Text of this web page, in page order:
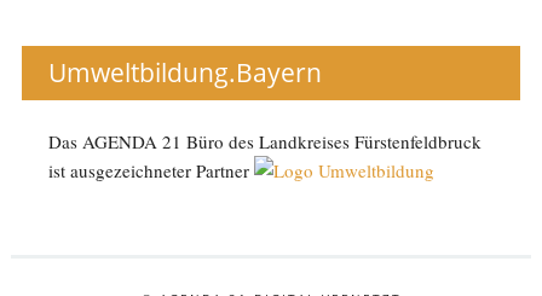
Umweltbildung.Bayern
Das AGENDA 21 Büro des Landkreises Fürstenfeldbruck
ist ausgezeichneter Partner